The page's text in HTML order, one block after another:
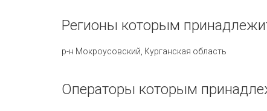
Регионы которым
р-н Мокроусовский, Курганская область
Операторы которым